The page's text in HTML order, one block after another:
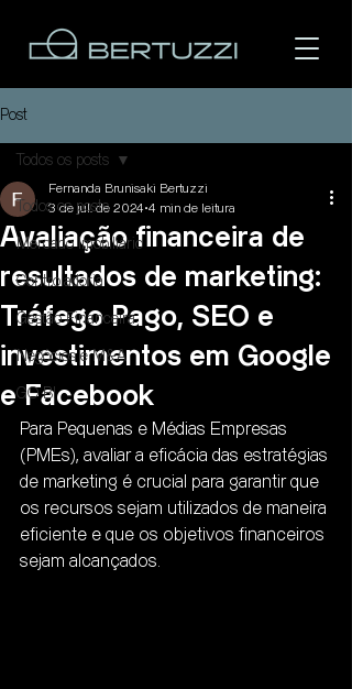
Área do cliente
Post
Todos os posts
Mercado Imobiliário
Controladoria
Gestão Financeira
Negócios e M&A
GO BI
Todos os posts
Avaliação financeira de
resultados de marketing:
Tráfego Pago, SEO e
investimentos em Google
e Facebook
Fernanda Brunisaki Bertuzzi
3 de jul. de 2024 4 min de leitura
Para Pequenas e Médias Empresas
(PMEs), avaliar a eficácia das estratégias
de marketing é crucial para garantir que
os recursos sejam utilizados de maneira
eficiente e que os objetivos financeiros
sejam alcançados.